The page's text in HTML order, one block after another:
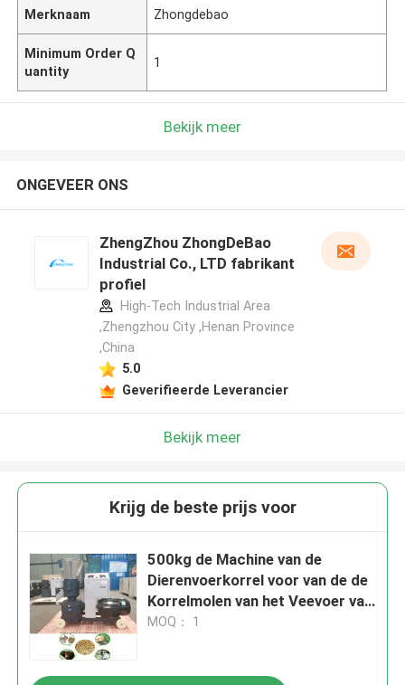
Merknaam Zhongdebao
Minimum Order Q
uantity
1
Bekijk meer
ONGEVEER ONS
ZhengZhou ZhongDeBao
Industrial Co., LTD fabrikant
profiel
High-Tech Industrial Area
,Zhengzhou City ,Henan Province
,China
5.0
Geverifieerde Leverancier
Bekijk meer
Krijg de beste prijs voor
500kg de Machine van de
Dierenvoerkorrel voor van de de
Korrelmolen van het Veevoer van
het het VeeKippevoer de Dierlijke
MOQ： 1